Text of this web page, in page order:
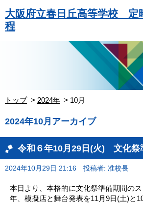
大阪府立春日丘高等学校 定
程
トップ 2024年 10月
2024年10月アーカイブ
令和６年10月29日(火) 文化
2024年10月29日 21:16 投稿者: 准校長
本日より、本格的に文化祭準備期間の
年、模擬店と舞台発表を11月9日(土)と